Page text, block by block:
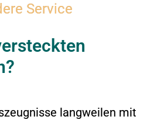
Service
langweilen mit